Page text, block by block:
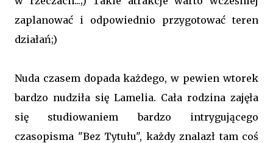
zaplanować i odpowiednio przygotować teren
działań;)
Nuda czasem dopada każdego, w pewien wtorek
bardzo nudziła się Lamelia. Cała rodzina zajęła
się studiowaniem bardzo intrygującego
czasopisma "Bez Tytułu", każdy znalazł tam coś